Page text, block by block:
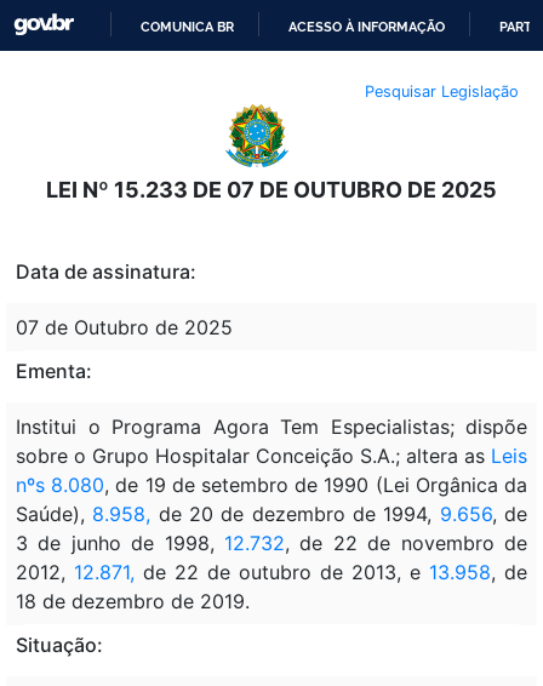
O
CONTEÚDO
COMUNICA BR ACESSO À INFORMAÇÃO
Pesquisar Legislação
LEI Nº 15.233 DE 07 DE OUTUBRO DE 2025
Data de assinatura:
07 de Outubro de 2025
Ementa:
Institui o Programa Agora Tem Especialistas; dispõe
sobre o Grupo Hospitalar Conceição S.A.; altera as Leis
nºs 8.080, de 19 de setembro de 1990 (Lei Orgânica da
Saúde), 8.958, de 20 de dezembro de 1994, 9.656, de
3 de junho de 1998, 12.732, de 22 de novembro de
2012, 12.871, de 22 de outubro de 2013, e 13.958, de
18 de dezembro de 2019.
Situação: